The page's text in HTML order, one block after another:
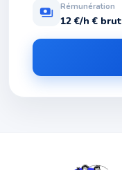
payments Rémunération
12 €/h € brut